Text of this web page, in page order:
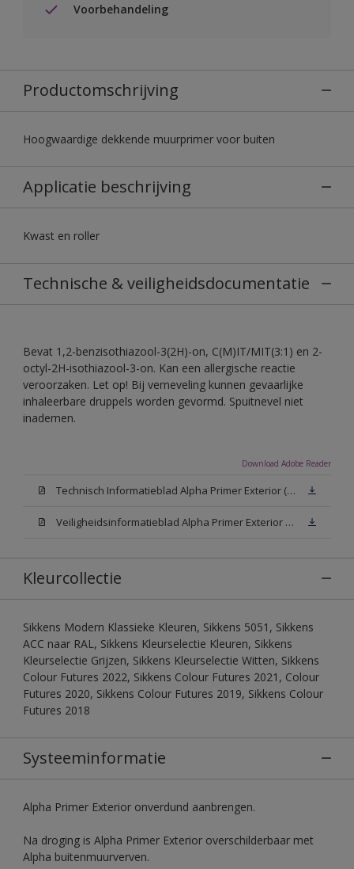
Voorbehandeling
Productomschrijving
Hoogwaardige dekkende muurprimer voor buiten
Applicatie beschrijving
Kwast en roller
Technische & veiligheidsdocumentatie
Bevat 1,2-benzisothiazool-3(2H)-on, C(M)IT/MIT(3:1) en 2-
octyl-2H-isothiazool-3-on. Kan een allergische reactie
veroorzaken. Let op! Bij verneveling kunnen gevaarlijke
inhaleerbare druppels worden gevormd. Spuitnevel niet
inademen.
Download Adobe Reader
Technisch Informatieblad Alpha Primer Exterior (PDF)
Veiligheidsinformatieblad Alpha Primer Exterior White W05 (MSDS)
Kleurcollectie
Sikkens Modern Klassieke Kleuren, Sikkens 5051, Sikkens
ACC naar RAL, Sikkens Kleurselectie Kleuren, Sikkens
Kleurselectie Grijzen, Sikkens Kleurselectie Witten, Sikkens
Colour Futures 2022, Sikkens Colour Futures 2021, Colour
Futures 2020, Sikkens Colour Futures 2019, Sikkens Colour
Futures 2018
Systeeminformatie
Alpha Primer Exterior onverdund aanbrengen.
Na droging is Alpha Primer Exterior overschilderbaar met
Alpha buitenmuurverven.